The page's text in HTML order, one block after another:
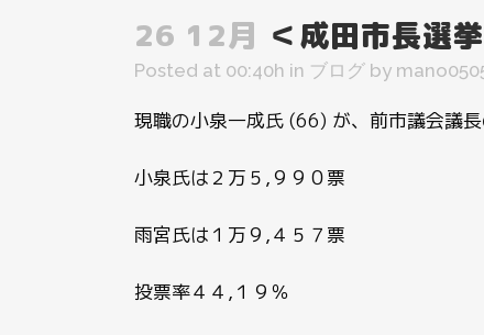
26 12月 ＜成田市長選
Posted at 00:40h in ブログ by
現職の小泉一成氏 (66) が、前市議会議
小泉氏は２万５,９９０票
雨宮氏は１万９,４５７票
投票率４４,１９％